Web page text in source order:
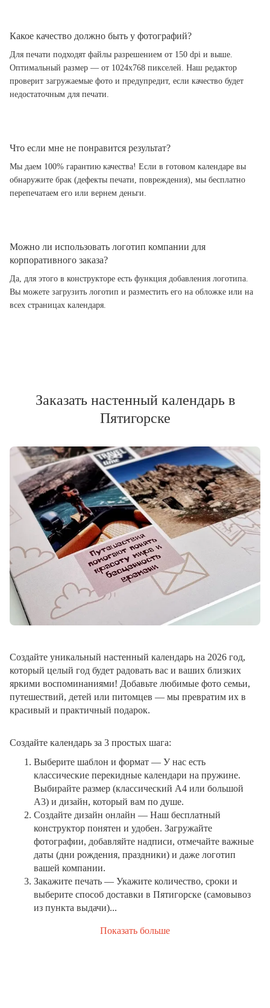
Какое качество должно быть у фотографий?
Для печати подходят файлы разрешением от 150 dpi и выше.
Оптимальный размер — от 1024x768 пикселей. Наш редактор
проверит загружаемые фото и предупредит, если качество будет
недостаточным для печати.
Что если мне не понравится результат?
Мы даем 100% гарантию качества! Если в готовом календаре вы
обнаружите брак (дефекты печати, повреждения), мы бесплатно
перепечатаем его или вернем деньги.
Можно ли использовать логотип компании для
корпоративного заказа?
Да, для этого в конструкторе есть функция добавления логотипа.
Вы можете загрузить логотип и разместить его на обложке или на
всех страницах календаря.
Заказать настенный календарь в
Пятигорске
Создайте уникальный настенный календарь на 2026 год,
который целый год будет радовать вас и ваших близких
яркими воспоминаниями! Добавьте любимые фото семьи,
путешествий, детей или питомцев — мы превратим их в
красивый и практичный подарок.
Создайте календарь за 3 простых шага:
Выберите шаблон и формат — У нас есть
классические перекидные календари на пружине.
Выбирайте размер (классический A4 или большой
A3) и дизайн, который вам по душе.
Создайте дизайн онлайн — Наш бесплатный
конструктор понятен и удобен. Загружайте
фотографии, добавляйте надписи, отмечайте важные
даты (дни рождения, праздники) и даже логотип
вашей компании.
Закажите печать — Укажите количество, сроки и
выберите способ доставки в Пятигорске (самовывоз
из пункта выдачи)...
Показать больше